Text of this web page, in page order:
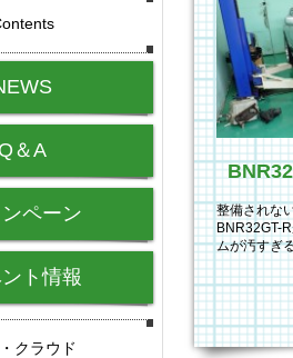
整備されな
BNR32GT-
ムが汚すぎ
を取り外
Q＆A
ペーン
ト情報
クラウド